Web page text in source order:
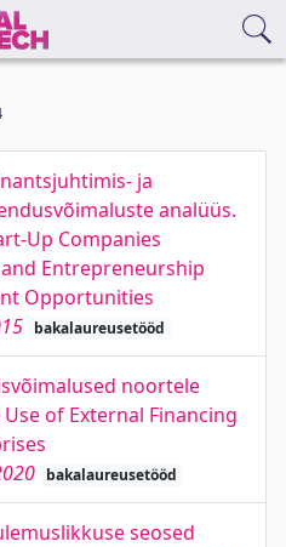
ja
analüüs.
Up Companies
Entrepreneurship
Opportunities
bakalaureusetööd
noortele
of External Financing
bakalaureusetööd
seosed